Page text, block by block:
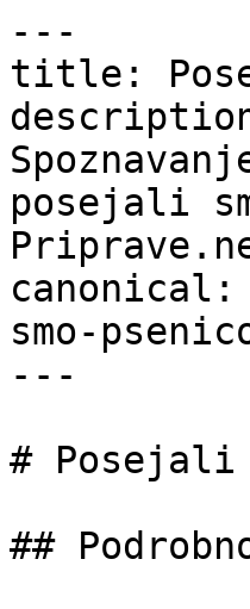
---
title:
posejali
smo-
---
# Posejali
##